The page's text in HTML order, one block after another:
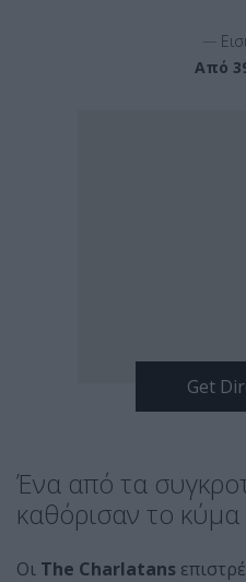
Από
Ένα από τα
καθόρισαν το
Οι The Charlatans